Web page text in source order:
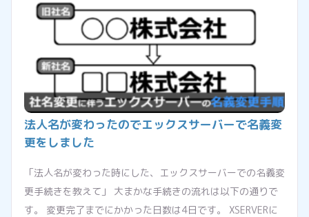
法人名が変わったのでエックスサーバーで名義変
更をしました
「法人名が変わった時にした、エックスサーバーでの名義変
更手続きを教えて」 大まかな手続きの流れは以下の通りで
す。 変更完了までにかかった日数は4日です。 XSERVERに